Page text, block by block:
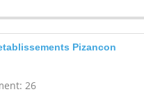
Pizancon
26